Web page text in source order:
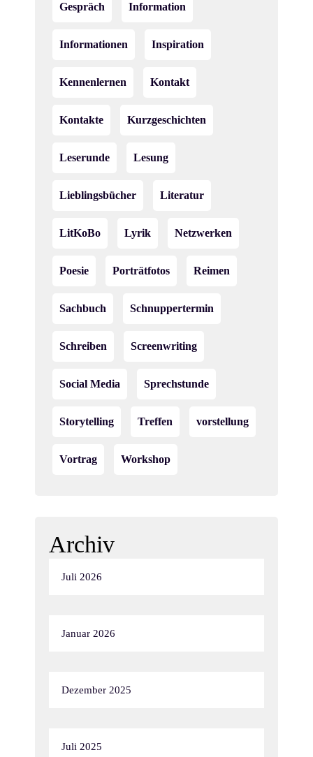
Gespräch Information
Informationen Inspiration
Kennenlernen Kontakt
Kontakte Kurzgeschichten
Leserunde Lesung
Lieblingsbücher Literatur
LitKoBo Lyrik Netzwerken
Poesie Porträtfotos Reimen
Sachbuch Schnuppertermin
Schreiben Screenwriting
Social Media Sprechstunde
Storytelling Treffen vorstellung
Vortrag Workshop
Archiv
Juli 2026
Januar 2026
Dezember 2025
Juli 2025